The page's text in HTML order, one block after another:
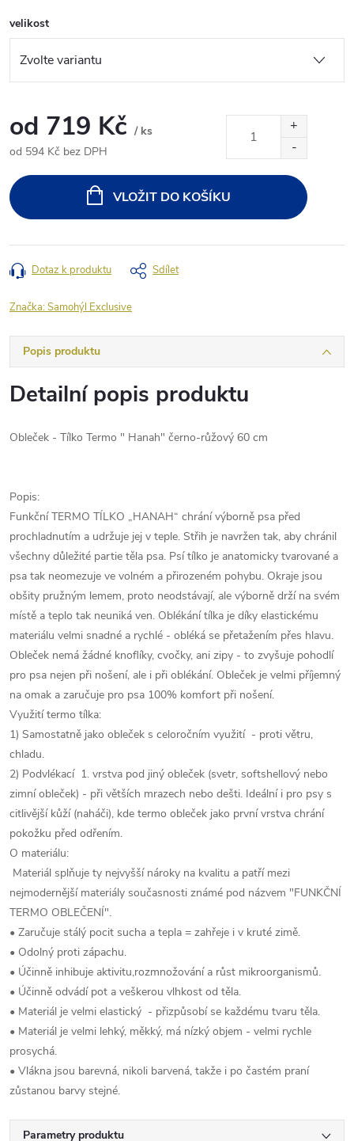
velikost
od 719 Kč / ks
od 594 Kč bez DPH
cena:
VLOŽIT DO KOŠÍKU
Dotaz k produktu Sdílet
Značka:Samohýl Exclusive
Popis produktu
Detailní popis produktu
Obleček - Tílko Termo " Hanah" černo-růžový 60 cm
Popis:
Funkční TERMO TÍLKO „HANAH“ chrání výborně psa před
prochladnutím a udržuje jej v teple. Střih je navržen tak, aby chránil
všechny důležité partie těla psa. Psí tílko je anatomicky tvarované a
psa tak neomezuje ve volném a přirozeném pohybu. Okraje jsou
obšity pružným lemem, proto neodstávají, ale výborně drží na svém
místě a teplo tak neuniká ven. Oblékání tílka je díky elastickému
materiálu velmi snadné a rychlé - obléká se přetažením přes hlavu.
Obleček nemá žádné knoflíky, cvočky, ani zipy - to zvyšuje pohodlí
pro psa nejen při nošení, ale i při oblékání. Obleček je velmi příjemný
na omak a zaručuje pro psa 100% komfort při nošení.
Využití termo tílka:
1) Samostatně jako obleček s celoročním využití - proti větru,
chladu.
2) Podvlékací 1. vrstva pod jiný obleček (svetr, softshellový nebo
zimní obleček) - při větších mrazech nebo dešti. Ideální i pro psy s
citlivější kůží (naháči), kde termo obleček jako první vrstva chrání
pokožku před odřením.
O materiálu:
Materiál splňuje ty nejvyšší nároky na kvalitu a patří mezi
nejmodernější materiály současnosti známé pod názvem "FUNKČNÍ
TERMO OBLEČENÍ".
• Zaručuje stálý pocit sucha a tepla = zahřeje i v kruté zimě.
• Odolný proti zápachu.
• Účinně inhibuje aktivitu,rozmnožování a růst mikroorganismů.
• Účinně odvádí pot a veškerou vlhkost od těla.
• Materiál je velmi elastický - přizpůsobí se každému tvaru těla.
• Materiál je velmi lehký, měkký, má nízký objem - velmi rychle
prosychá.
• Vlákna jsou barevná, nikoli barvená, takže i po častém praní
zůstanou barvy stejné.
Parametry produktu